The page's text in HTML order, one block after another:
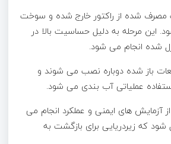
مصرف شده از راکتور خارج شده و سوخت
این مرحله به دلیل حساسیت بالا در
شده انجام می شود.
باز شده دوباره نصب می شوند و
استفاده عملیاتی آب بندی می شود.
آزمایش های ایمنی و عملکرد انجام می
که زیردریایی برای بازگشت به